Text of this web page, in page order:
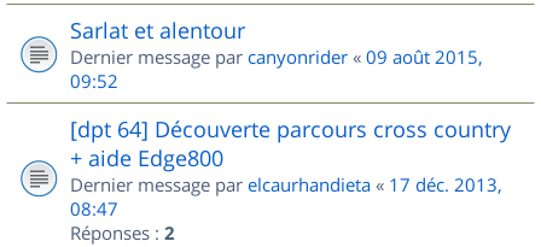
Sarlat et alentour
Dernier message par canyonrider « 09 août 2015,
09:52
[dpt 64] Découverte parcours cross country
+ aide Edge800
Dernier message par elcaurhandieta « 17 déc. 2013,
08:47
Réponses : 2